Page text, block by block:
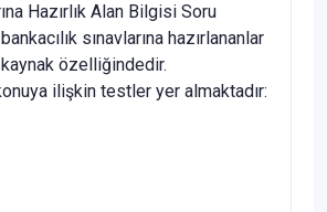
Hazırlık Alan Bilgisi Soru
sınavlarına hazırlananlar
özelliğindedir.
ilişkin testler yer almaktadır: